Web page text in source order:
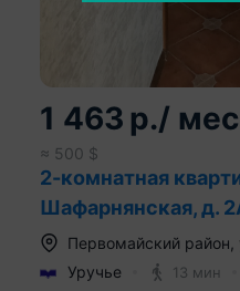
1 463 р./
≈ 500 $
2-комнатная
Шафарнянская, д.
Первомайский район
Уручье
13 мин